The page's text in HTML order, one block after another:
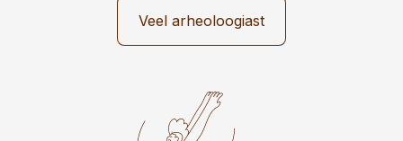
Veel arheoloogiast